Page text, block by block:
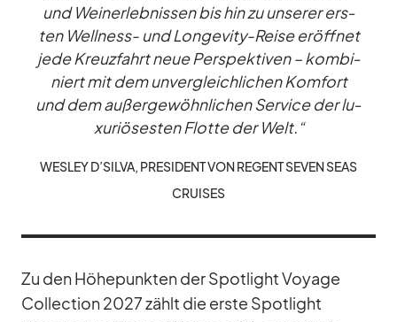
und Wein­erleb­nis­sen bis hin zu un­se­rer ers­
ten Well­ness- und Lon­ge­vity-Reise er­öff­net
jede Kreuz­fahrt neue Per­spek­ti­ven – kom­bi­
niert mit dem un­ver­gleich­li­chen Kom­fort
und dem au­ßer­ge­wöhn­li­chen Ser­vice der lu­
xu­riö­ses­ten Flotte der Welt.“
WES­LEY D’SILVA, PRE­SI­DENT VON RE­GENT SE­VEN SEAS
CRUI­SES
Zu den Hö­he­punk­ten der Spot­light Voyage
Coll­ec­tion 2027 zählt die erste Spot­light